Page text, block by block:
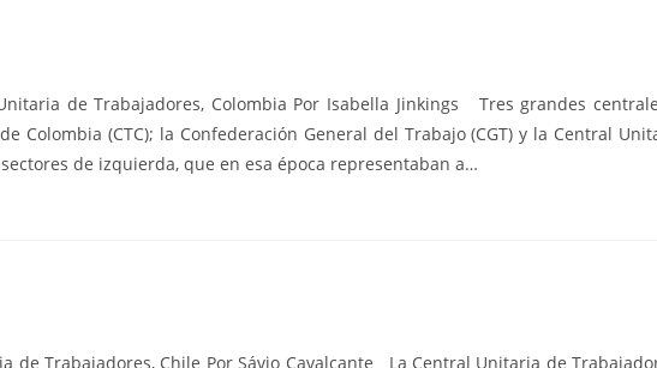
de Trabajadores, Colombia Por Isabella Jinkings Tres grandes
Colombia (CTC); la Confederación General del Trabajo (CGT) y la Central
de izquierda, que en esa época representaban a…
de Trabajadores, Chile Por Sávio Cavalcante La Central Unitaria de